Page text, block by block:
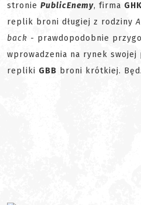
stronie PublicEnemy, firma GHK
replik broni długiej z rodziny
back - prawdopodobnie
wprowadzenia na rynek swojej
repliki GBB broni krótkiej.